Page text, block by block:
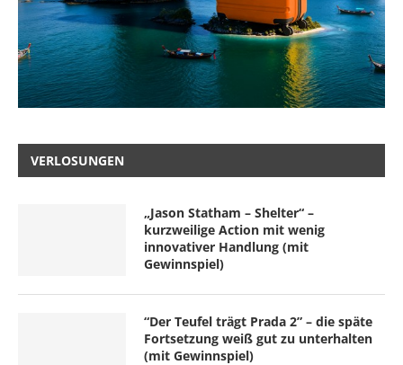
VERLOSUNGEN
„Jason Statham – Shelter“ –
kurzweilige Action mit wenig
innovativer Handlung (mit
Gewinnspiel)
“Der Teufel trägt Prada 2” – die späte
Fortsetzung weiß gut zu unterhalten
(mit Gewinnspiel)